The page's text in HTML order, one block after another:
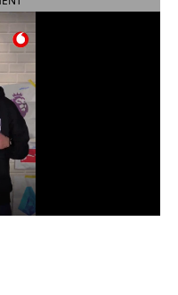
الدوري الإنجليزي الممتاز
الدوري السعودي للمحترفين